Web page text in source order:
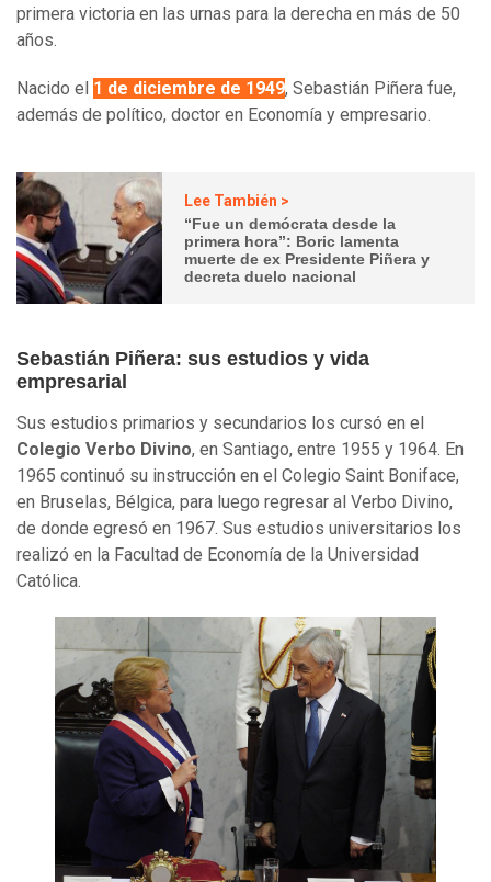
primera victoria en las urnas para la derecha en más de 50
años.
Nacido el 1 de diciembre de 1949, Sebastián Piñera fue,
además de político, doctor en Economía y empresario.
Lee También >
“Fue un demócrata desde la
primera hora”: Boric lamenta
muerte de ex Presidente Piñera y
decreta duelo nacional
Sebastián Piñera: sus estudios y vida
empresarial
Sus estudios primarios y secundarios los cursó en el
Colegio Verbo Divino, en Santiago, entre 1955 y 1964. En
1965 continuó su instrucción en el Colegio Saint Boniface,
en Bruselas, Bélgica, para luego regresar al Verbo Divino,
de donde egresó en 1967. Sus estudios universitarios los
realizó en la Facultad de Economía de la Universidad
Católica.